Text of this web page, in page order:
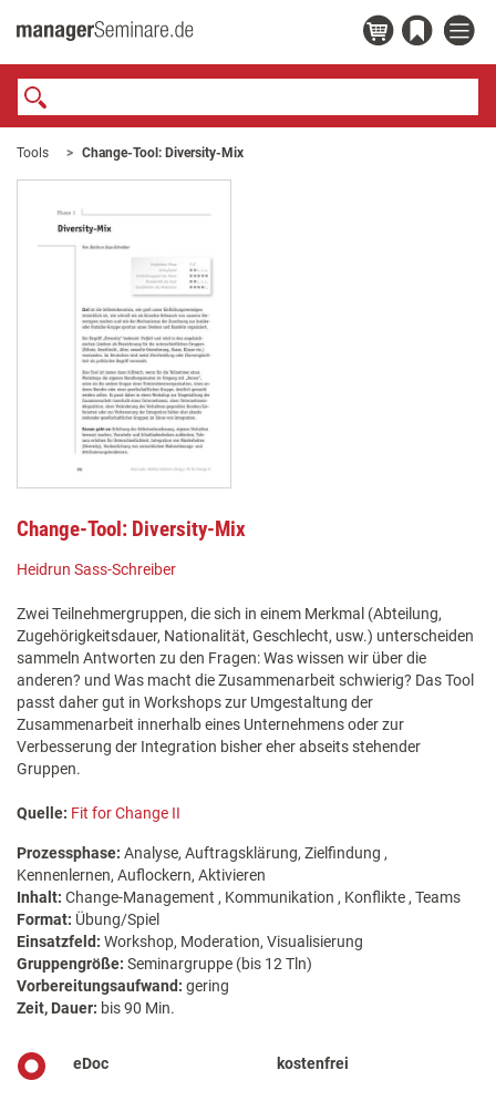
Tools Change-Tool: Diversity-Mix
Change-Tool: Diversity-Mix
Heidrun Sass-Schreiber
Zwei Teilnehmergruppen, die sich in einem Merkmal (Abteilung,
Zugehörigkeitsdauer, Nationalität, Geschlecht, usw.) unterscheiden
sammeln Antworten zu den Fragen: Was wissen wir über die
anderen? und Was macht die Zusammenarbeit schwierig? Das Tool
passt daher gut in Workshops zur Umgestaltung der
Zusammenarbeit innerhalb eines Unternehmens oder zur
Verbesserung der Integration bisher eher abseits stehender
Gruppen.
Quelle: Fit for Change II
Prozessphase: Analyse, Auftragsklärung, Zielfindung ,
Kennenlernen, Auflockern, Aktivieren
Inhalt: Change-Management , Kommunikation , Konflikte , Teams
Format: Übung/Spiel
Einsatzfeld: Workshop, Moderation, Visualisierung
Gruppengröße: Seminargruppe (bis 12 Tln)
Vorbereitungsaufwand: gering
Zeit, Dauer: bis 90 Min.
eDoc kostenfrei